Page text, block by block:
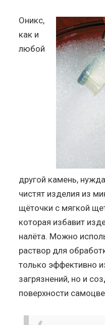
Оникс,
как и
любой
другой камень,
чистят изделия из
щёточки с мягкой
которая избавит
налёта. Можно
раствор для
только эффективно
загрязнений, но и
поверхности